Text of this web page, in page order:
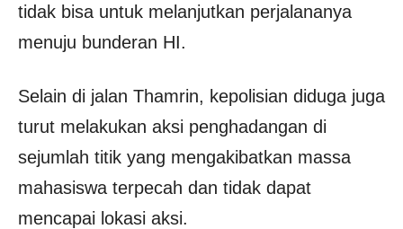
tidak bisa untuk melanjutkan perjalananya
menuju bunderan HI.
Selain di jalan Thamrin, kepolisian diduga juga
turut melakukan aksi penghadangan di
sejumlah titik yang mengakibatkan massa
mahasiswa terpecah dan tidak dapat
mencapai lokasi aksi.